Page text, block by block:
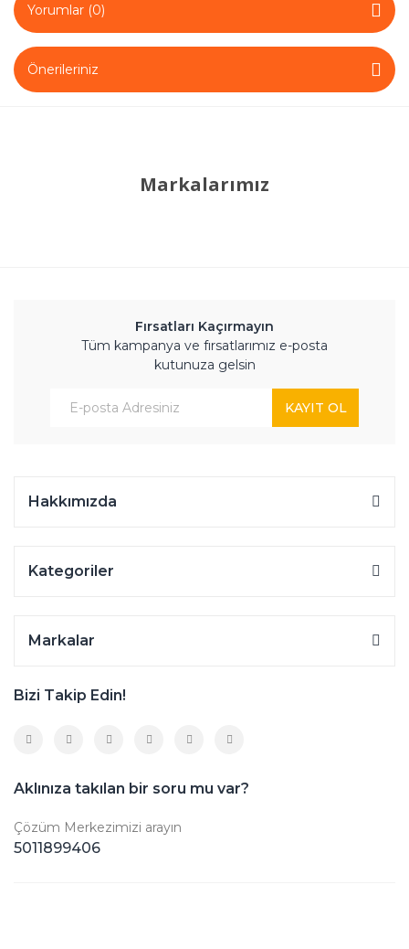
Yorumlar (0)
Önerileriniz
Markalarımız
Fırsatları Kaçırmayın
Tüm kampanya ve fırsatlarımız e-posta
kutunuza gelsin
KAYIT OL
Hakkımızda
Kategoriler
Markalar
Bizi Takip Edin!
Aklınıza takılan bir soru mu var?
Çözüm Merkezimizi arayın
5011899406